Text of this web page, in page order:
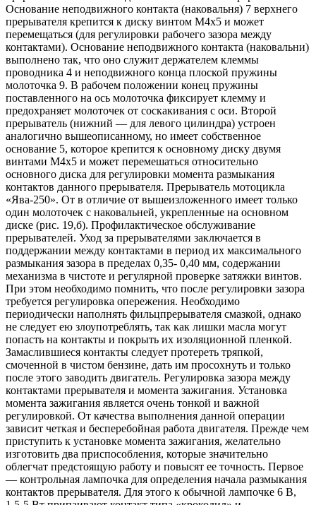
Основание неподвижного контакта (наковальня) 7 верхнего
прерывателя крепится к диску винтом М4х5 и может
перемещаться (для регулировки рабочего зазора между
контактами). Основание неподвижного контакта (наковальни)
выполнено так, что оно служит держателем клеммы
проводника 4 и неподвижного конца плоской пружины
молоточка 9. В рабочем положении конец пружины
поставленного на ось молоточка фиксирует клемму и
предохраняет молоточек от соскакивания с оси. Второй
прерыватель (нижний — для левого цилиндра) устроен
аналогично вышеописанному, но имеет собственное
основание 5, которое крепится к основному диску двумя
винтами М4х5 и может перемешаться относительно
основного диска для регулировки момента размыкания
контактов данного прерывателя. Прерыватель мотоцикла
«Ява-250». От в отличие от вышеизложенного имеет только
один молоточек с наковальней, укрепленные на основном
диске (рис. 19,б). Профилактическое обслуживание
прерывателей. Уход за прерывателями заключается в
поддержании между контактами в период их максимального
размыкания зазора в пределах 0,35- 0,40 мм, содержании
механизма в чистоте и регулярной проверке затяжки винтов.
При этом необходимо помнить, что после регулировки зазора
требуется регулировка опережения. Необходимо
периодически наполнять фильцпрерывателя смазкой, однако
не следует ею злоупотреблять, так как лишки масла могут
попасть на контакты и покрыть их изоляционной пленкой.
Замаслившиеся контакты следует протереть тряпкой,
смоченной в чистом бензине, дать им просохнуть и только
после этого заводить двигатель. Регулировка зазора между
контактами прерывателя и момента зажигания. Установка
момента зажигания является очень тонкой и важной
регулировкой. От качества выполнения данной операции
зависит четкая и бесперебойная работа двигателя. Прежде чем
приступить к установке момента зажигания, желательно
изготовить два приспособления, которые значительно
облегчат предстоящую работу и повысят ее точность. Первое
— контрольная лампочка для определения начала размыкания
контактов прерывателя. Для этого к обычной лампочке 6 В,